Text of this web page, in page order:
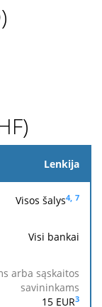
Priimamas
Lenkija
Visos šalys4, 7
Visi bankai
15 EUR3